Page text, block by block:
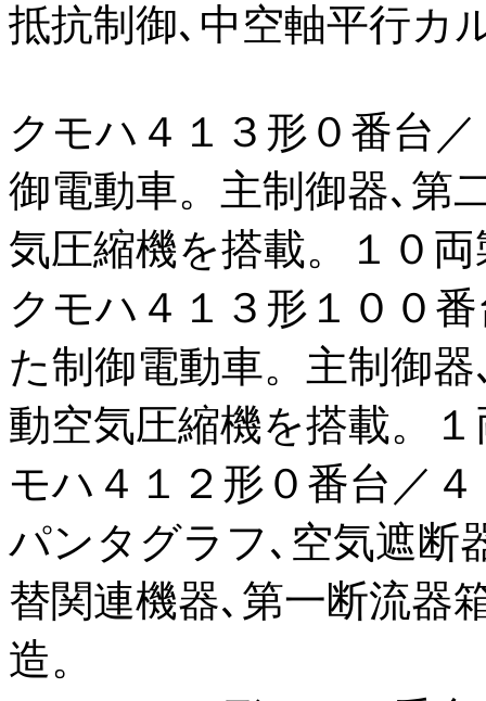
抵抗制御､中空軸平行カ
クモハ４１３形０番台
御電動車。主制御器､第
気圧縮機を搭載。１０
クモハ４１３形１００
た制御電動車。主制御
動空気圧縮機を搭載。
モハ４１２形０番台／
パンタグラフ､空気遮断
替関連機器､第一断流器
造。